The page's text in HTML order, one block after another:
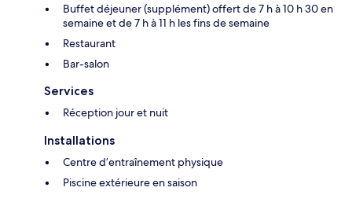
Buffet déjeuner (supplément) offert de 7 h à 10 h 30 en
semaine et de 7 h à 11 h les fins de semaine
Restaurant
Bar-salon
Services
Réception jour et nuit
Installations
Centre d’entraînement physique
Piscine extérieure en saison